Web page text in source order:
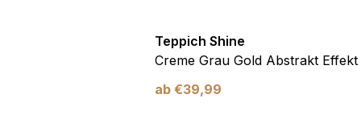
Teppich Shine
Creme Grau Gold Abstrakt Effekt
ab €39,99